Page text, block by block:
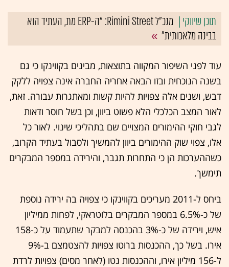
מנכ"ל Rimini Street: “ה-ERP מת, העתיד הוא
בבינה מלאכותית”
עוד לפני השיפור המקווה בתוצאות, מבינים בקווינקו כי גם
בשנה הנוכחית ובזו הבאה אחריה החברה אינה צפויה ללקק
דבש, ושנים אלה צפויות להיות קשות ומאתגרות עבורה. זאת,
לאור המצב הכלכלי הלא פשוט ביוון, וכן בשל חוסר ודאות
לגבי חוקי ההימורים המצויים שם בתהליכי שינוי. לאור כל
אלו, צפוי שוק ההימורים ביוון להמשיך ולסבול בעתיד הקרוב,
כשההערכות הן כי התחרות תגבר, והירידה במספר המבקרים
תימשך.
ביחס ל-2011 מעריכים בקווינקו כי צפויה בה ירידה נוספת
של כ-6.5% במספר המבקרים בלוטראקי, לפחות ממיליון
איש, וירידה של כ-3% בהכנסה למבקר שתעמוד על כ-158
אירו. בשל כך, ההכנסות ברוטו צפויות להצטמצם ב-9%
ל-156 מיליון אירו, וההכנסות נטו (לאחר מסים) צפויות לרדת